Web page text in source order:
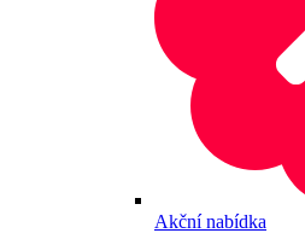
Akční nabídka